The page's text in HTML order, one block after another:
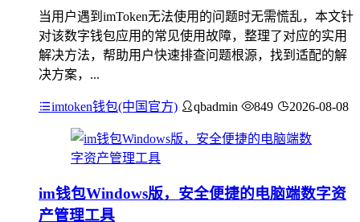
当用户遇到imToken无法使用的问题时无需慌乱，本文针
对该数字钱包应用的常见使用故障，整理了对应的实用
解决方法，帮助用户快速排查问题根源，找到适配的解
决方案，...
imtoken钱包(中国官方) qbadmin 849 2026-08-08
im钱包Windows版，安全便捷的电脑端数字资
产管理工具